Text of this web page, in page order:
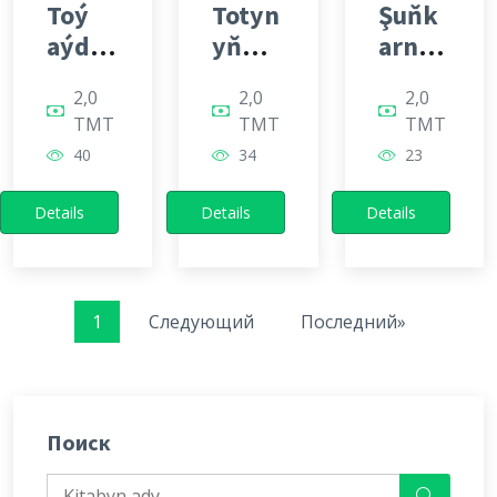
Toý
aýdy
2,0
TMT
40
Details
Totyn
yň
atlary
2,0
TMT
34
Details
Şuňk
arna
2,0
TMT
23
Details
1 Следующий Последний»
Поиск